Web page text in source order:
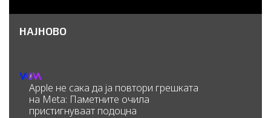
НАЈНОВО
Apple не сака да ја повтори грешката
на Meta: Паметните очила
пристигнуваат подоцна